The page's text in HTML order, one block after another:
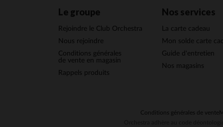
Le groupe
Rejoindre le Club Orchestra
Nous rejoindre
Conditions générales
de vente en magasin
Rappels produits
Nos services
La carte cadeau
Mon solde carte
Guide d'entretien
Nos magasins
Conditions générales de vente